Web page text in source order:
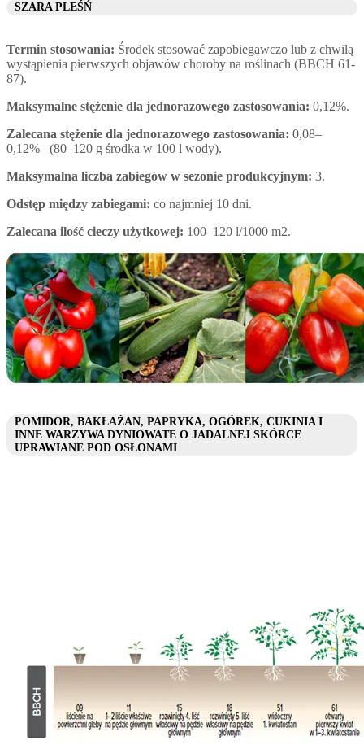
SZARA PLEŚŃ
Termin stosowania: Środek stosować zapobiegawczo lub z chwilą
wystąpienia pierwszych objawów choroby na roślinach (BBCH 61-
87).
Maksymalne stężenie dla jednorazowego zastosowania: 0,12%.
Zalecana stężenie dla jednorazowego zastosowania: 0,08–
0,12% (80–120 g środka w 100 l wody).
Maksymalna liczba zabiegów w sezonie produkcyjnym: 3.
Odstęp między zabiegami: co najmniej 10 dni.
Zalecana ilość cieczy użytkowej: 100–120 l/1000 m2.
POMIDOR, BAKŁAŻAN, PAPRYKA, OGÓREK, CUKINIA I
INNE WARZYWA DYNIOWATE O JADALNEJ SKÓRCE
UPRAWIANE POD OSŁONAMI